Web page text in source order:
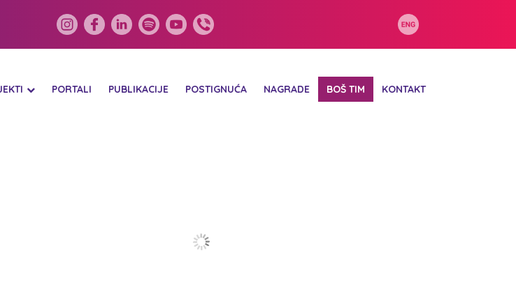
PORTALI PUBLIKACIJE POSTIGNUĆA NAGRADE BOŠ TIM KONTAKT